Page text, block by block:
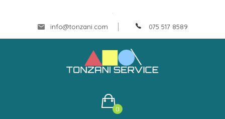
.
info@tonzani.com 075 517 8589
0